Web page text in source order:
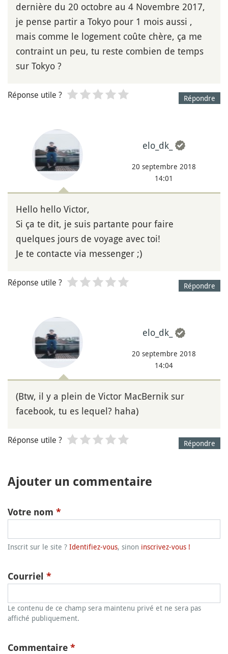
dernière du 20 octobre au 4 Novembre 2017,
je pense partir a Tokyo pour 1 mois aussi ,
mais comme le logement coûte chère, ça me
contraint un peu, tu reste combien de temps
sur Tokyo ?
Répondre
Réponse utile ?
elo_dk_
20 septembre 2018
14:01
Hello hello Victor,
Si ça te dit, je suis partante pour faire
quelques jours de voyage avec toi!
Je te contacte via messenger ;)
Répondre
Réponse utile ?
elo_dk_
20 septembre 2018
14:04
(Btw, il y a plein de Victor MacBernik sur
facebook, tu es lequel? haha)
Répondre
Réponse utile ?
Ajouter un commentaire
Votre nom *
Inscrit sur le site ? Identifiez-vous, sinon inscrivez-vous !
Courriel *
Le contenu de ce champ sera maintenu privé et ne sera pas
affiché publiquement.
Commentaire *